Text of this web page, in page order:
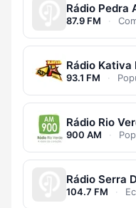
Rádio Pedra
87.9 FM ·
Rádio Kativa
93.1 FM ·
Rádio Rio
900 AM ·
Rádio Serra
104.7 FM ·